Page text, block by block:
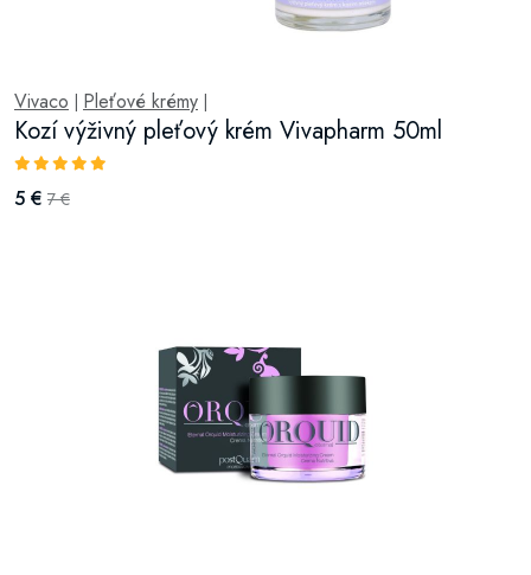
Vivaco | Pleťové krémy |
Kozí výživný pleťový krém Vivapharm 50ml
5 € 7 €